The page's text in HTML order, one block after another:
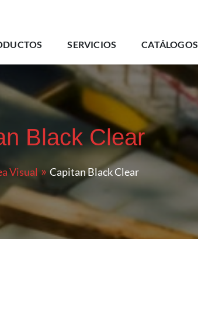
SERVICIOS CATÁLOGOS
Black Clear
Visual Capitan Black Clear